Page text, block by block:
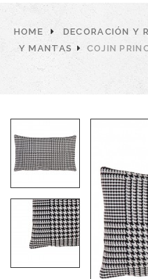
HOME DECORACIÓN Y
Y MANTAS
COJIN